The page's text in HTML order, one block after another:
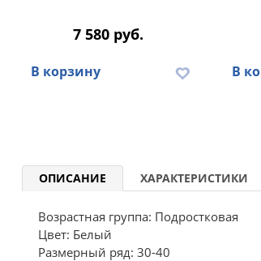
7 580 руб.
В корзину В
ОПИСАНИЕ ХАРАКТЕРИСТИКИ
Возрастная группа: Подростковая
Цвет: Белый
Размерный ряд: 30-40